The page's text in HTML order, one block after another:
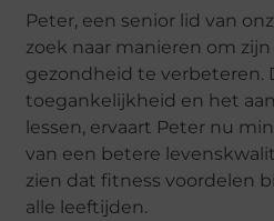
Peter, een senior lid van
zoek naar manieren om
gezondheid te verbeteren.
toegankelijkheid en het
lessen, ervaart Peter nu
van een betere
zien dat fitness voordelen
alle leeftijden.